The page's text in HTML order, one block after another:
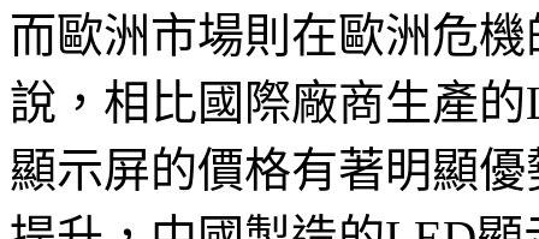
而歐洲市場則在歐洲危
說，相比國際廠商生產
顯示屏的價格有著明顯